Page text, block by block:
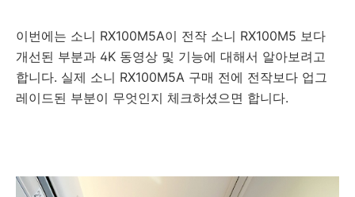
이번에는 소니 RX100M5A이 전작 소니 RX100M5 보다
개선된 부분과 4K 동영상 및 기능에 대해서 알아보려고
합니다. 실제 소니 RX100M5A 구매 전에 전작보다 업그
레이드된 부분이 무엇인지 체크하셨으면 합니다.